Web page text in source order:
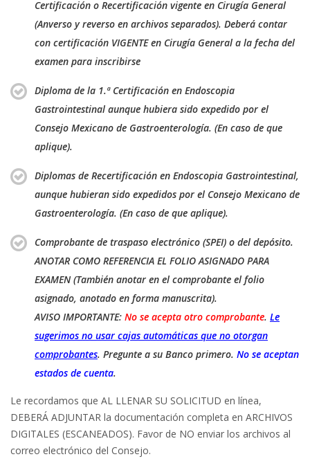
Certificación o Recertificación vigente en Cirugía General
(Anverso y reverso en archivos separados). Deberá contar
con certificación VIGENTE en Cirugía General a la fecha del
examen para inscribirse
Diploma de la 1.ª Certificación en Endoscopia
Gastrointestinal aunque hubiera sido expedido por el
Consejo Mexicano de Gastroenterología. (En caso de que
aplique).
Diplomas de Recertificación en Endoscopia Gastrointestinal,
aunque hubieran sido expedidos por el Consejo Mexicano de
Gastroenterología. (En caso de que aplique).
Comprobante de traspaso electrónico (SPEI) o del depósito.
ANOTAR COMO REFERENCIA EL FOLIO ASIGNADO PARA
EXAMEN (También anotar en el comprobante el folio
asignado, anotado en forma manuscrita).
AVISO IMPORTANTE: No se acepta otro comprobante. Le
sugerimos no usar cajas automáticas que no otorgan
comprobantes. Pregunte a su Banco primero. No se aceptan
estados de cuenta.
Le recordamos que AL LLENAR SU SOLICITUD en línea,
DEBERÁ ADJUNTAR la documentación completa en ARCHIVOS
DIGITALES (ESCANEADOS). Favor de NO enviar los archivos al
correo electrónico del Consejo.